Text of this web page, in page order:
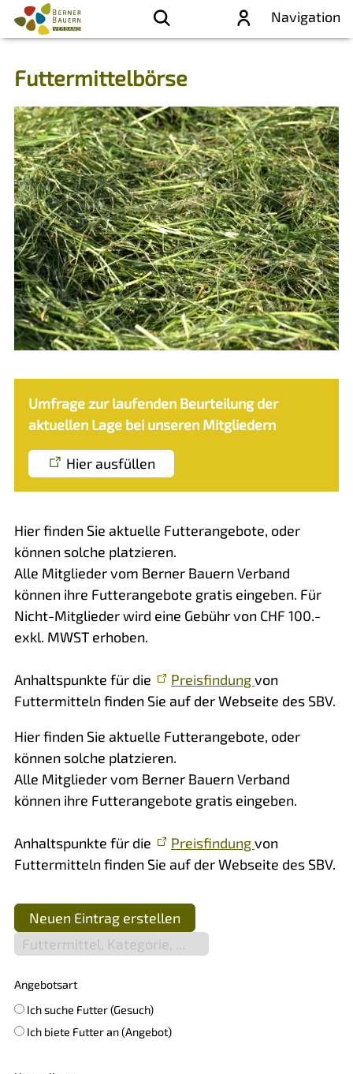
Navigation
Futtermittelbörse
Umfrage zur laufenden Beurteilung der
aktuellen Lage bei unseren Mitgliedern
Hier ausfüllen
Hier finden Sie aktuelle Futterangebote, oder
können solche platzieren.
Alle Mitglieder vom Berner Bauern Verband
können ihre Futterangebote gratis eingeben. Für
Nicht-Mitglieder wird eine Gebühr von CHF 100.-
exkl. MWST erhoben.
Anhaltspunkte für die Preisfindungvon
Futtermitteln finden Sie auf der Webseite des SBV.
Hier finden Sie aktuelle Futterangebote, oder
können solche platzieren.
Alle Mitglieder vom Berner Bauern Verband
können ihre Futterangebote gratis eingeben.
Anhaltspunkte für die Preisfindungvon
Futtermitteln finden Sie auf der Webseite des SBV.
Neuen Eintrag erstellen
Angebotsart
Ich suche Futter (Gesuch)
Ich biete Futter an (Angebot)